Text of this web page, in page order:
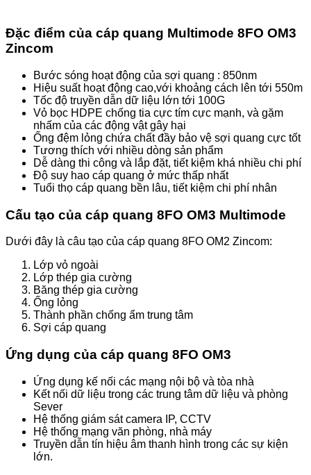
Đặc điểm của cáp quang Multimode 8FO OM3
Zincom
Bước sóng hoạt động của sợi quang : 850nm
Hiệu suất hoạt động cao,với khoảng cách lên tới 550m
Tốc độ truyền dẫn dữ liệu lớn tới 100G
Vỏ bọc HDPE chống tia cực tím cực mạnh, và gặm
nhấm của các động vật gây hại
Ống đệm lỏng chứa chất đầy bảo vệ sợi quang cực tốt
Tương thích với nhiều dòng sản phẩm
Dễ dàng thi công và lắp đặt, tiết kiệm khá nhiều chi phí
Độ suy hao cáp quang ở mức thấp nhất
Tuổi thọ cáp quang bền lâu, tiết kiệm chi phí nhân
Cấu tạo của cáp quang 8FO OM3 Multimode
Dưới đây là câu tạo của cáp quang 8FO OM2 Zincom:
Lớp vỏ ngoài
Lớp thép gia cường
Băng thép gia cường
Ống lỏng
Thành phần chống ẩm trung tâm
Sợi cáp quang
Ứng dụng của cáp quang 8FO OM3
Ứng dụng kế nối các mạng nội bộ và tòa nhà
Kết nối dữ liệu trong các trung tâm dữ liệu và phòng
Sever
Hệ thống giám sát camera IP, CCTV
Hệ thống mạng văn phòng, nhà máy
Truyền dẫn tín hiệu âm thanh hình trong các sự kiện
lớn.